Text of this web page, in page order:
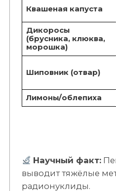
Квашеная капуста
Дикоросы
(брусника, клюква,
морошка)
Шиповник (отвар)
Лимоны/облепиха
Научный факт:
выводит тяжёлые
радионуклиды.